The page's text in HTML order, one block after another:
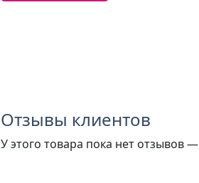
Отзывы клиентов
У этого товара пока нет отзывов —